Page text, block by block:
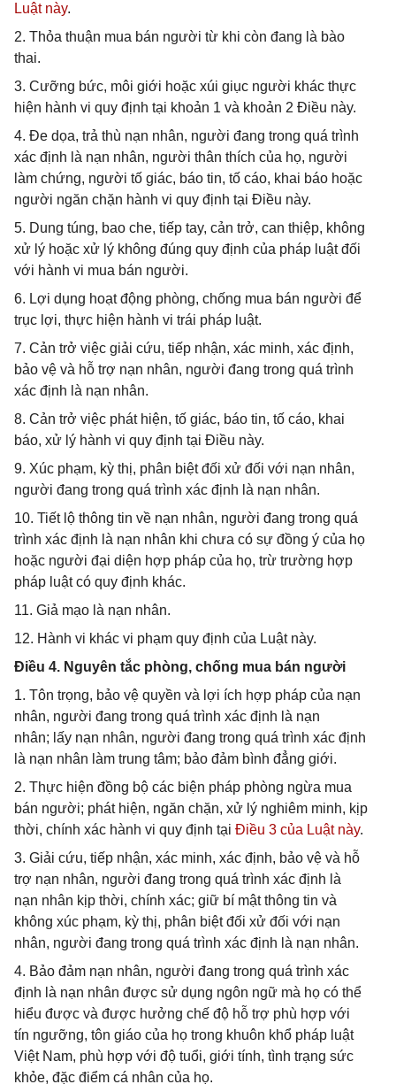
Luật này.
2. Thỏa thuận mua bán người từ khi còn đang là bào
thai.
3. Cưỡng bức, môi giới hoặc xúi giục người khác thực
hiện hành vi quy định tại khoản 1 và khoản 2 Điều này.
4. Đe dọa, trả thù nạn nhân, người đang trong quá trình
xác định là nạn nhân, người thân thích của họ, người
làm chứng, người tố giác, báo tin, tố cáo, khai báo hoặc
người ngăn chặn hành vi quy định tại Điều này.
5. Dung túng, bao che, tiếp tay, cản trở, can thiệp, không
xử lý hoặc xử lý không đúng quy định của pháp luật đối
với hành vi mua bán người.
6. Lợi dụng hoạt động phòng, chống mua bán người để
trục lợi, thực hiện hành vi trái pháp luật.
7. Cản trở việc giải cứu, tiếp nhận, xác minh, xác định,
bảo vệ và hỗ trợ nạn nhân, người đang trong quá trình
xác định là nạn nhân.
8. Cản trở việc phát hiện, tố giác, báo tin, tố cáo, khai
báo, xử lý hành vi quy định tại Điều này.
9. Xúc phạm, kỳ thị, phân biệt đối xử đối với nạn nhân,
người đang trong quá trình xác định là nạn nhân.
10. Tiết lộ thông tin về nạn nhân, người đang trong quá
trình xác định là nạn nhân khi chưa có sự đồng ý của họ
hoặc người đại diện hợp pháp của họ, trừ trường hợp
pháp luật có quy định khác.
11. Giả mạo là nạn nhân.
12. Hành vi khác vi phạm quy định của Luật này.
Điều 4. Nguyên tắc phòng, chống mua bán người
1. Tôn trọng, bảo vệ quyền và lợi ích hợp pháp của nạn
nhân, người đang trong quá trình xác định là nạn
nhân; lấy nạn nhân, người đang trong quá trình xác định
là nạn nhân làm trung tâm; bảo đảm bình đẳng giới.
2. Thực hiện đồng bộ các biện pháp phòng ngừa mua
bán người; phát hiện, ngăn chặn, xử lý nghiêm minh, kịp
thời, chính xác hành vi quy định tại Điều 3 của Luật này.
3. Giải cứu, tiếp nhận, xác minh, xác định, bảo vệ và hỗ
trợ nạn nhân, người đang trong quá trình xác định là
nạn nhân kịp thời, chính xác; giữ bí mật thông tin và
không xúc phạm, kỳ thị, phân biệt đối xử đối với nạn
nhân, người đang trong quá trình xác định là nạn nhân.
4. Bảo đảm nạn nhân, người đang trong quá trình xác
định là nạn nhân được sử dụng ngôn ngữ mà họ có thể
hiểu được và được hưởng chế độ hỗ trợ phù hợp với
tín ngưỡng, tôn giáo của họ trong khuôn khổ pháp luật
Việt Nam, phù hợp với độ tuổi, giới tính, tình trạng sức
khỏe, đặc điểm cá nhân của họ.